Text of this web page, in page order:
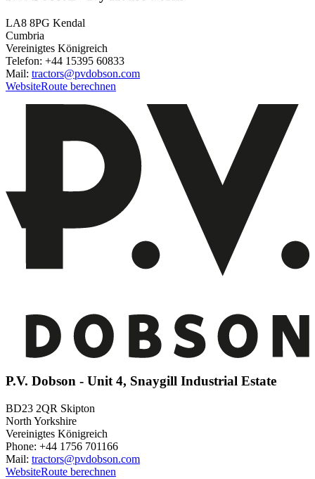
LA8 8PG Kendal
Cumbria
Vereinigtes Königreich
Telefon: +44 15395 60833
Mail: tractors@pvdobson.com
WebsiteRoute berechnen
P.V. Dobson - Unit 4, Snaygill Industrial Estate
BD23 2QR Skipton
North Yorkshire
Vereinigtes Königreich
Phone: +44 1756 701166
Mail: tractors@pvdobson.com
WebsiteRoute berechnen